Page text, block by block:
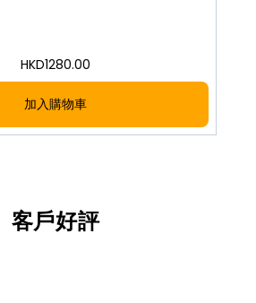
HKD1280.00
加入購物車
客戶好評